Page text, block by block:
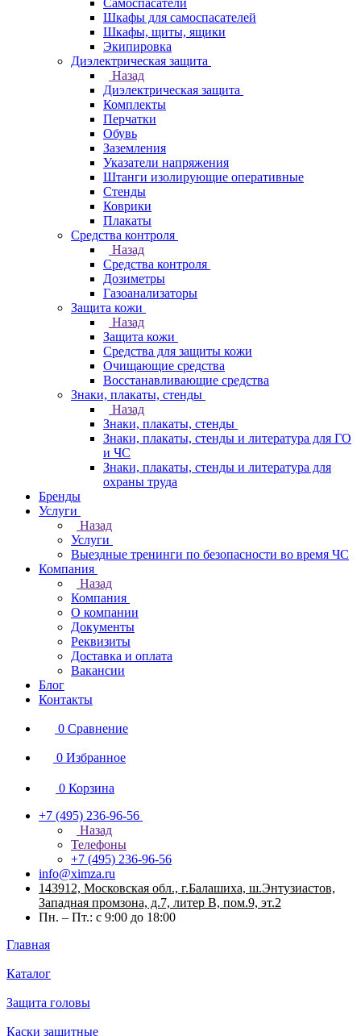
Самоспасатели
Шкафы для самоспасателей
Шкафы, щиты, ящики
Экипировка
Диэлектрическая защита
Назад
Диэлектрическая защита
Комплекты
Перчатки
Обувь
Заземления
Указатели напряжения
Штанги изолирующие оперативные
Стенды
Коврики
Плакаты
Средства контроля
Назад
Средства контроля
Дозиметры
Газоанализаторы
Защита кожи
Назад
Защита кожи
Средства для защиты кожи
Очищающие средства
Восстанавливающие средства
Знаки, плакаты, стенды
Назад
Знаки, плакаты, стенды
Знаки, плакаты, стенды и литература для ГО
и ЧС
Знаки, плакаты, стенды и литература для
охраны труда
Бренды
Услуги
Назад
Услуги
Выездные тренинги по безопасности во время ЧС
Компания
Назад
Компания
О компании
Документы
Реквизиты
Доставка и оплата
Вакансии
Блог
Контакты
0 Сравнение
0 Избранное
0 Корзина
+7 (495) 236-96-56
Назад
Телефоны
+7 (495) 236-96-56
info@ximza.ru
143912, Московская обл., г.Балашиха, ш.Энтузиастов,
Западная промзона, д.7, литер В, пом.9, эт.2
Пн. – Пт.: с 9:00 до 18:00
Главная
Каталог
Защита головы
Каски защитные